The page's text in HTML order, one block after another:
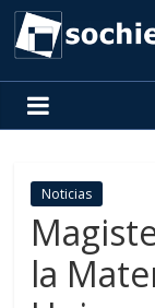
Sociedad
de
Educación
Matemática
Noticias
la